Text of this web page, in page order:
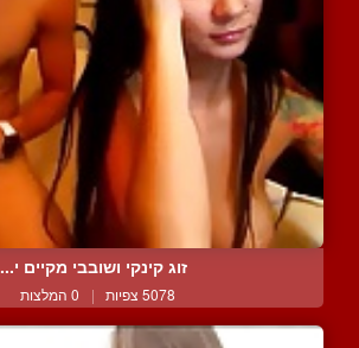
זוג קינקי ושובבי מקיים י...
5078 צפיות | 0 המלצות